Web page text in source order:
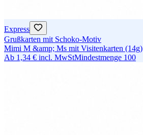
Express
Grußkarten mit Schoko-Motiv
Mimi M &amp; Ms mit Visitenkarten (14g)
Ab 1,34 € incl. MwStMindestmenge 100